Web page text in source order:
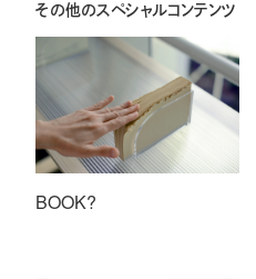
その他のスペシャルコンテンツ
BOOK?